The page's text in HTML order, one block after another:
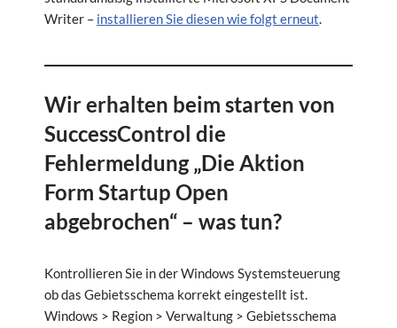
Writer – installieren Sie diesen wie folgt erneut.
Wir erhalten beim starten von
SuccessControl die
Fehlermeldung „Die Aktion
Form Startup Open
abgebrochen“ – was tun?
Kontrollieren Sie in der Windows Systemsteuerung
ob das Gebietsschema korrekt eingestellt ist.
Windows > Region > Verwaltung > Gebietsschema